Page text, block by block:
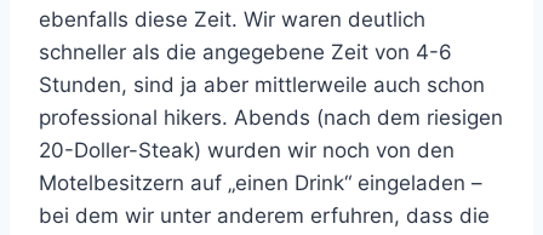
ebenfalls diese Zeit. Wir waren deutlich
schneller als die angegebene Zeit von 4-6
Stunden, sind ja aber mittlerweile auch schon
professional hikers. Abends (nach dem riesigen
20-Doller-Steak) wurden wir noch von den
Motelbesitzern auf „einen Drink“ eingeladen –
bei dem wir unter anderem erfuhren, dass die